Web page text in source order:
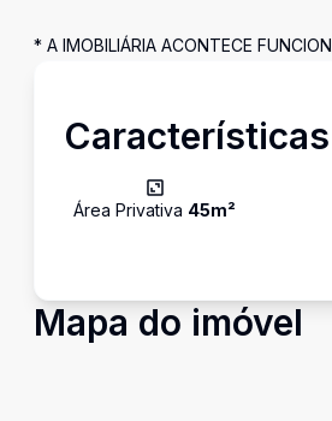
* A IMOBILIÁRIA ACONTECE
Características
Área Privativa 45m²
Mapa do imóvel